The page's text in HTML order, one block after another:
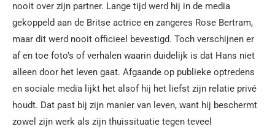
nooit over zijn partner. Lange tijd werd hij in de media
gekoppeld aan de Britse actrice en zangeres Rose Bertram,
maar dit werd nooit officieel bevestigd. Toch verschijnen er
af en toe foto’s of verhalen waarin duidelijk is dat Hans niet
alleen door het leven gaat. Afgaande op publieke optredens
en sociale media lijkt het alsof hij het liefst zijn relatie privé
houdt. Dat past bij zijn manier van leven, want hij beschermt
zowel zijn werk als zijn thuissituatie tegen teveel